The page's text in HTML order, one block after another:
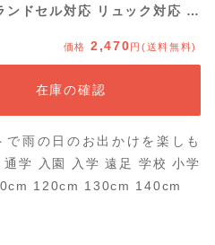
ドセル対応 リュック対応 撥
リー 男の子 女の子 【送料無
価格 2,470 円(送料無料)
在庫の確認
雨の日のお出かけを楽しも
学 入園 入学 遠足 学校 小学
120cm 130cm 140cm